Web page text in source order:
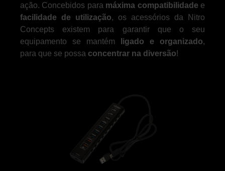
ação. Concebidos para máxima compatibilidade e
facilidade de utilização, os acessórios da Nitro
Concepts existem para garantir que o seu
equipamento se mantém
ligado e organizado,
para que se possa concentrar na diversão!